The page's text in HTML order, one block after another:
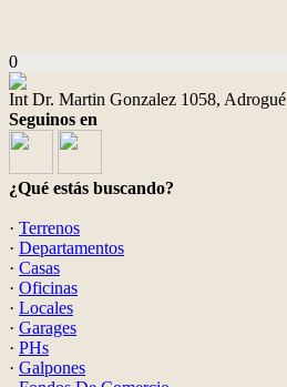
0
Int Dr. Martin Gonzalez 1058, Adrogué
Seguinos en
¿Qué estás buscando?
· Terrenos
· Departamentos
· Casas
· Oficinas
· Locales
· Garages
· PHs
· Galpones